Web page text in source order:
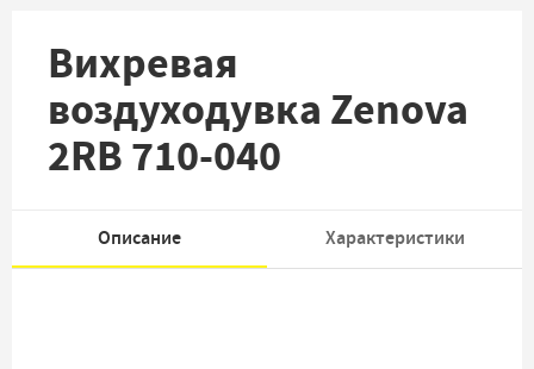
Вихревая
воздуходувка Zenova
2RB 710-040
Описание Характеристики